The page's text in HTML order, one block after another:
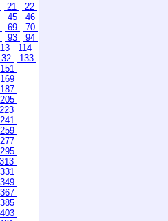
21
22
45
46
69
70
93
94
114
133